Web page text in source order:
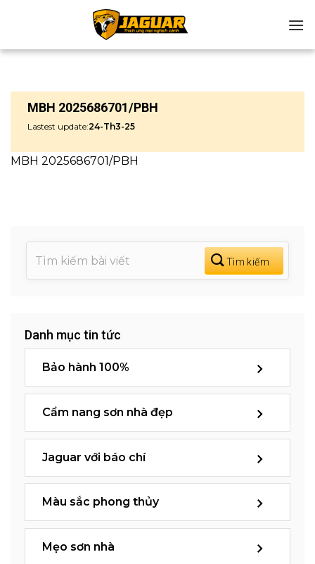
MBH 2025686701/PBH
Lastest update:24-Th3-25
MBH 2025686701/PBH
Danh mục tin tức
Bảo hành 100%
Cẩm nang sơn nhà đẹp
Jaguar với báo chí
Màu sắc phong thủy
Mẹo sơn nhà